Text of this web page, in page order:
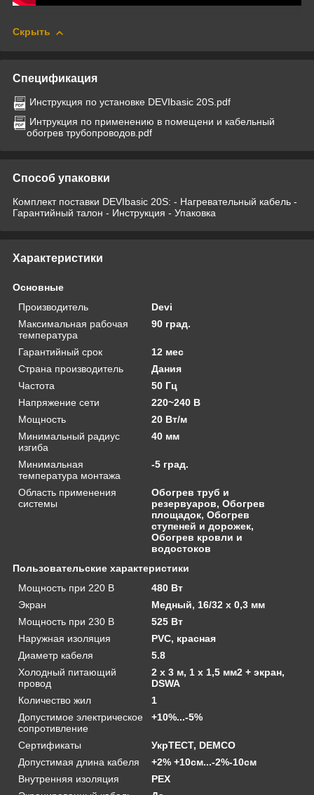
Скрыть
Спецификация
Инструкция по установке DEVIbasic 20S.pdf
Интрукция по применению в помещени и кабельный
обогрев трубопроводов.pdf
Способ упаковки
Комплект поставки DEVIbasic 20S: - Нагревательный кабель -
Гарантийный талон - Инструкция - Упаковка
Характеристики
Основные
Производитель
Devi
Максимальная рабочая
температура
90 град.
Гарантийный срок
12 мес
Страна производитель
Дания
Частота
50 Гц
Напряжение сети
220~240 В
Мощность
20 Вт/м
Минимальный радиус
изгиба
40 мм
Минимальная
температура монтажа
-5 град.
Область применения
системы
Обогрев труб и
резервуаров, Обогрев
площадок, Обогрев
ступеней и дорожек,
Обогрев кровли и
водостоков
Пользовательские характеристики
Мощность при 220 В
480 Вт
Экран
Медный, 16/32 x 0,3 мм
Мощность при 230 В
525 Вт
Наружная изоляция
PVC, красная
Диаметр кабеля
5.8
Холодный питающий
провод
2 x 3 м, 1 х 1,5 мм2 + экран,
DSWA
Количество жил
1
Допустимое электрическое
сопротивление
+10%...-5%
Сертификаты
УкрТЕСТ, DEMCO
Допустимая длина кабеля
+2% +10см...-2%-10см
Внутренняя изоляция
PEX